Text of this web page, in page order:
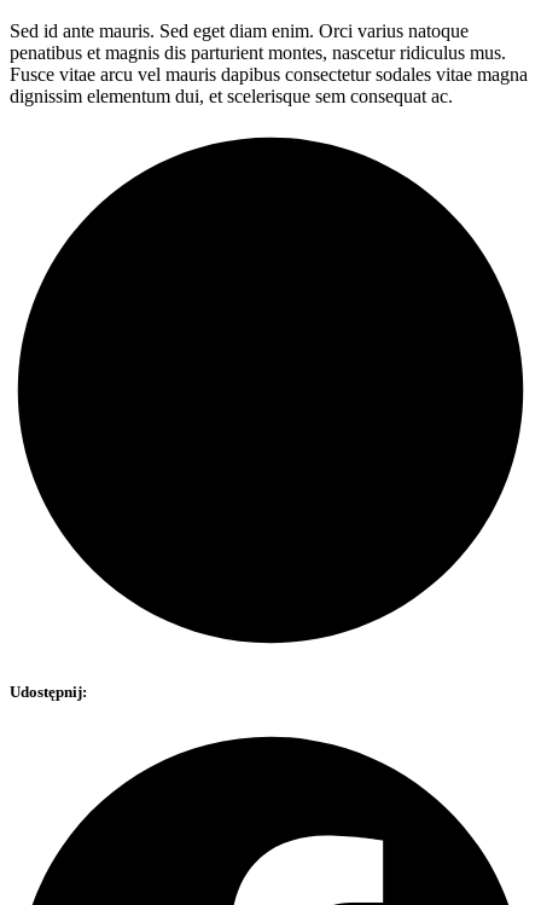
Sed id ante mauris. Sed eget diam enim. Orci varius natoque
penatibus et magnis dis parturient montes, nascetur ridiculus mus.
Fusce vitae arcu vel mauris dapibus consectetur sodales vitae magna
dignissim elementum dui, et scelerisque sem consequat ac.
Udostępnij: